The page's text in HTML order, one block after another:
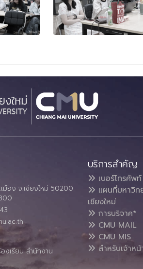
มือง จ.เชียงใหม่ 50200
งเรียน สำนักงาน
บริการสำคัญ
เบอร์โทรศัพ
แผนที่มหาวิท
เชียงใหม่
การบริจาค*
CMU MAIL
CMU MIS
สำหรับเจ้าห